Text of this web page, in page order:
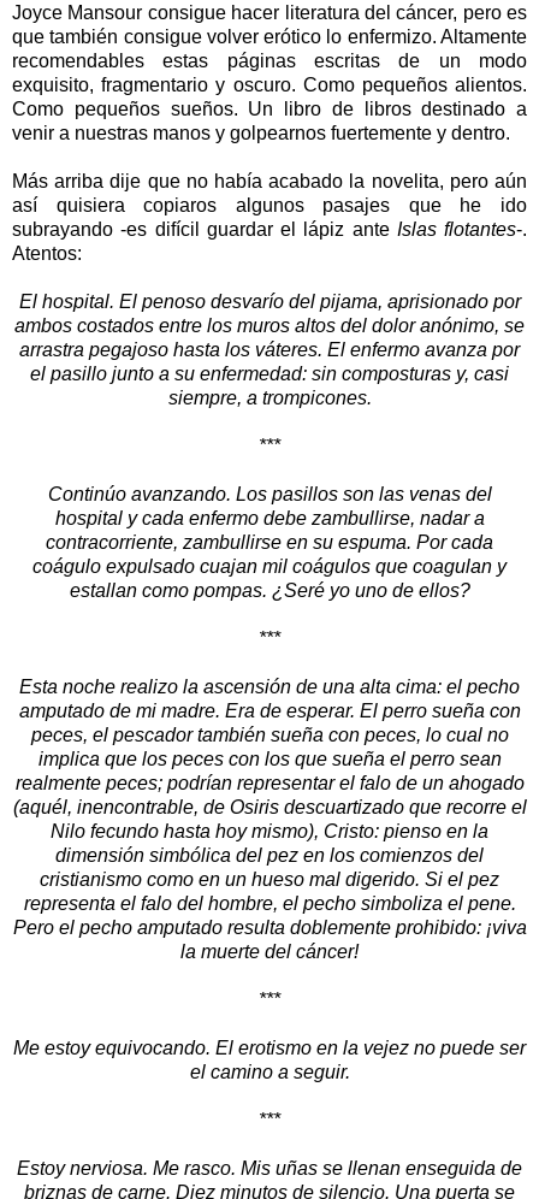
Joyce Mansour consigue hacer literatura del cáncer, pero es
que también consigue volver erótico lo enfermizo. Altamente
recomendables estas páginas escritas de un modo
exquisito, fragmentario y oscuro. Como pequeños alientos.
Como pequeños sueños. Un libro de libros destinado a
venir a nuestras manos y golpearnos fuertemente y dentro.
Más arriba dije que no había acabado la novelita, pero aún
así quisiera copiaros algunos pasajes que he ido
subrayando -es difícil guardar el lápiz ante Islas flotantes-.
Atentos:
El hospital. El penoso desvarío del pijama, aprisionado por
ambos costados entre los muros altos del dolor anónimo, se
arrastra pegajoso hasta los váteres. El enfermo avanza por
el pasillo junto a su enfermedad: sin composturas y, casi
siempre, a trompicones.
***
Continúo avanzando. Los pasillos son las venas del
hospital y cada enfermo debe zambullirse, nadar a
contracorriente, zambullirse en su espuma. Por cada
coágulo expulsado cuajan mil coágulos que coagulan y
estallan como pompas. ¿Seré yo uno de ellos?
***
Esta noche realizo la ascensión de una alta cima: el pecho
amputado de mi madre. Era de esperar. El perro sueña con
peces, el pescador también sueña con peces, lo cual no
implica que los peces con los que sueña el perro sean
realmente peces; podrían representar el falo de un ahogado
(aquél, inencontrable, de Osiris descuartizado que recorre el
Nilo fecundo hasta hoy mismo), Cristo: pienso en la
dimensión simbólica del pez en los comienzos del
cristianismo como en un hueso mal digerido. Si el pez
representa el falo del hombre, el pecho simboliza el pene.
Pero el pecho amputado resulta doblemente prohibido: ¡viva
la muerte del cáncer!
***
Me estoy equivocando. El erotismo en la vejez no puede ser
el camino a seguir.
***
Estoy nerviosa. Me rasco. Mis uñas se llenan enseguida de
briznas de carne. Diez minutos de silencio. Una puerta se